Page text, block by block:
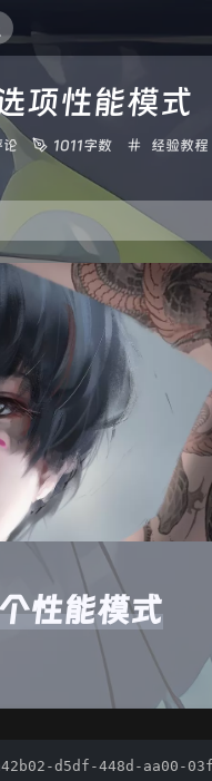
项性能模式
论 1011字数
分
经验教程
性能模式
d5df-448d-aa00-